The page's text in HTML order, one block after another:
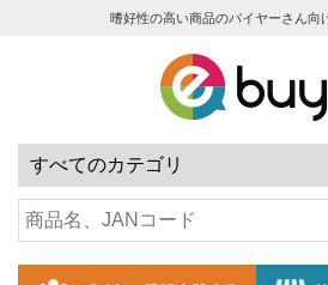
嗜好性の高い商品のバイヤーさん向